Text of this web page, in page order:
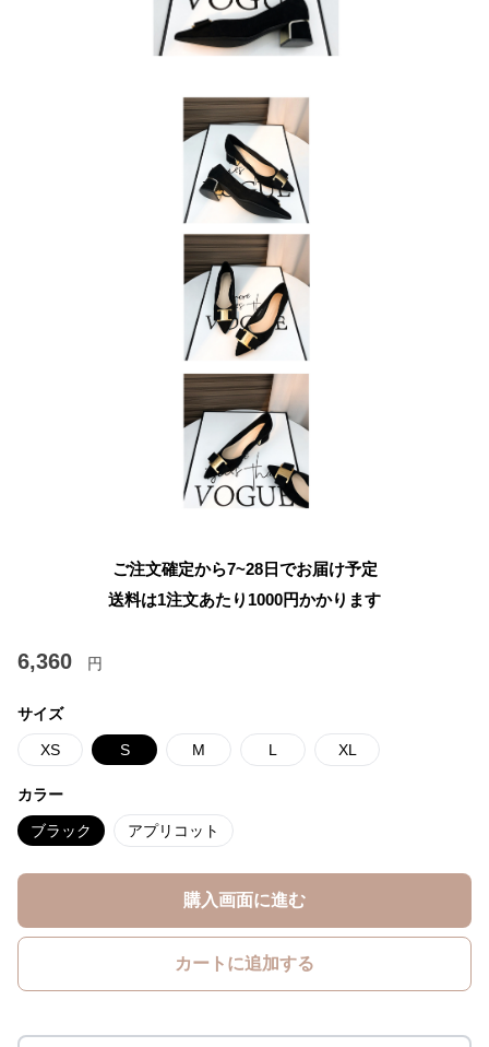
ご注文確定から7~28日でお届け予定
送料は1注文あたり 1000円かかります
6,360 円
サイズ
XS S M L XL
カラー
ブラック アプリコット
購入画面に進む
カートに追加する